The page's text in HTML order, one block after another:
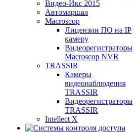
Видео-Икс 2015
Автомаршал
Macroscop
Лицензии ПО на IP
камеру
Видеорегистраторы
Macroscop NVR
TRASSIR
Камеры
видеонаблюдения
TRASSIR
Видеорегистраторы
TRASSIR
Intellect X